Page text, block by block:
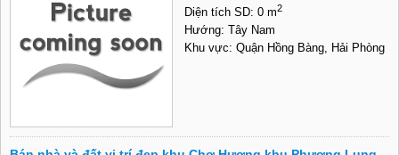
Diện tích SD: 0 m2
Hướng: Tây Nam
Khu vực: Quận Hồng Bàng, Hải Phòng